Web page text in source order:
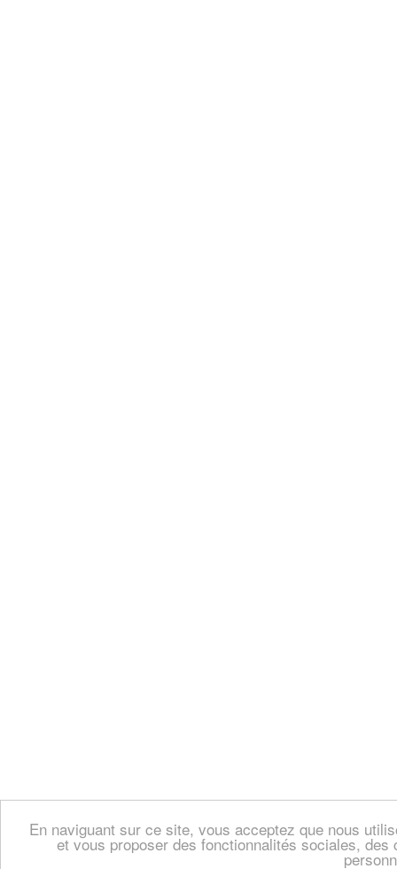
En naviguant sur ce site, vous acceptez que nous
et vous proposer des fonctionnalités sociales,